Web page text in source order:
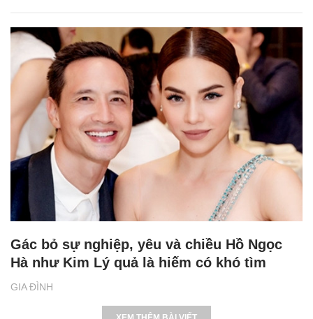
GIA ĐÌNH
Gác bỏ sự nghiệp, yêu và chiều Hồ Ngọc
Hà như Kim Lý quả là hiếm có khó tìm